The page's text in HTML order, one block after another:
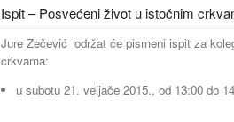
Ispit – Posvećeni život u istočnim
Jure Zečević održat će pismeni ispit za
crkvama:
u subotu 21. veljače 2015., od 13:00 do